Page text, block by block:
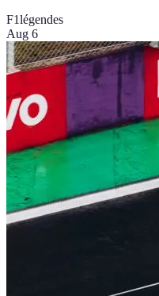
F1légendes
Aug 6